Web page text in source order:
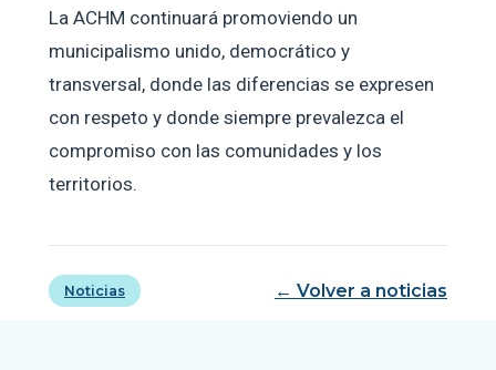
La ACHM continuará promoviendo un
municipalismo unido, democrático y
transversal, donde las diferencias se expresen
con respeto y donde siempre prevalezca el
compromiso con las comunidades y los
territorios.
Noticias ← Volver a noticias